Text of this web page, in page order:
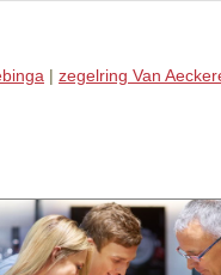
| zegelring Van